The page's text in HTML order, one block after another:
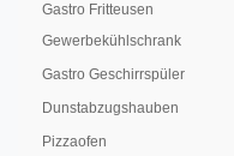
Gastro Fritteusen
Gewerbekühlschrank
Gastro Geschirrspüler
Dunstabzugshauben
Pizzaofen